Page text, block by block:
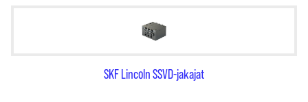
SKF Lincoln SSVD-jakajat